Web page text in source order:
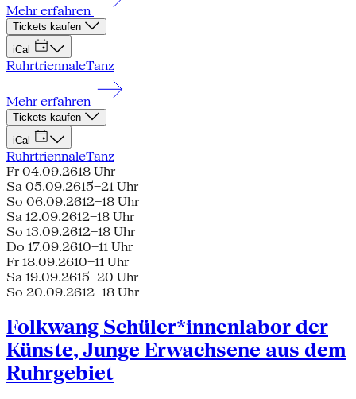
Mehr erfahren
Tickets kaufen
iCal
RuhrtriennaleTanz
Mehr erfahren
Tickets kaufen
iCal
RuhrtriennaleTanz
Fr 04.09.2618 Uhr
Sa 05.09.2615–21 Uhr
So 06.09.2612–18 Uhr
Sa 12.09.2612–18 Uhr
So 13.09.2612–18 Uhr
Do 17.09.2610–11 Uhr
Fr 18.09.2610–11 Uhr
Sa 19.09.2615–20 Uhr
So 20.09.2612–18 Uhr
Folkwang Schüler*innenlabor der
Künste, Junge Erwachsene aus dem
Ruhrgebiet